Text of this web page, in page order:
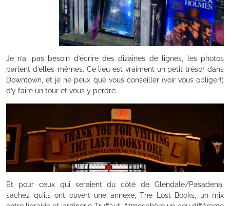
Je n’ai pas besoin d’écrire des dizaines de lignes, les photos
parlent d’elles-mêmes. Ce lieu est vraiment un petit trésor dans
Downtown, et je ne peux que vous conseiller (voir vous obliger!)
d’y faire un tour et vous y perdre.
Et pour ceux qui seraient du côté de Glendale/Pasadena,
sachez qu’ils ont ouvert une annexe, The Lost Books, un mix